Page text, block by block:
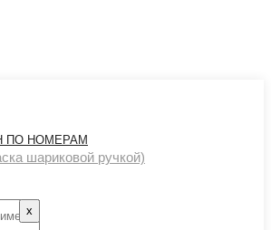
ПО НОМЕРАМ
шариковой ручкой)
х